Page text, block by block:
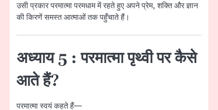
उसी प्रकार परमात्मा परमधाम में रहते हुए अपने प्रेम, शक्ति और ज्ञान
की किरणें समस्त आत्माओं तक पहुँचाते हैं।
अध्याय 5 : परमात्मा पृथ्वी पर कैसे
आते हैं?
परमात्मा स्वयं कहते हैं—